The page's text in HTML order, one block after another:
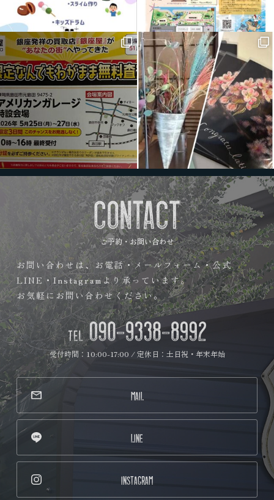
ご予約・お問い合わせ
お問い合わせは、お電話・メールフォーム・公式
LINE・Instagramより承っています。
お気軽にお問い合わせください。
受付時間：10:00-17:00 / 定休日：土日祝・年末年始
MAIL
LINE
INSTAGRAM